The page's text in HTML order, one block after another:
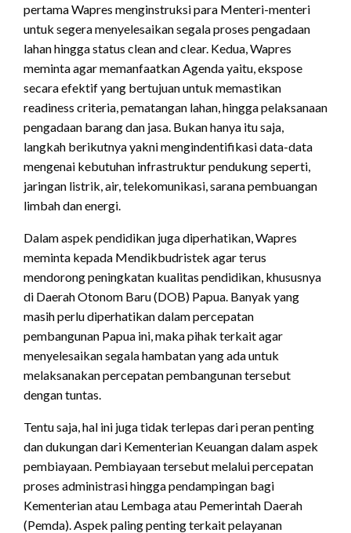
pertama Wapres menginstruksi para Menteri-menteri
untuk segera menyelesaikan segala proses pengadaan
lahan hingga status clean and clear. Kedua, Wapres
meminta agar memanfaatkan Agenda yaitu, ekspose
secara efektif yang bertujuan untuk memastikan
readiness criteria, pematangan lahan, hingga pelaksanaan
pengadaan barang dan jasa. Bukan hanya itu saja,
langkah berikutnya yakni mengindentifikasi data-data
mengenai kebutuhan infrastruktur pendukung seperti,
jaringan listrik, air, telekomunikasi, sarana pembuangan
limbah dan energi.
Dalam aspek pendidikan juga diperhatikan, Wapres
meminta kepada Mendikbudristek agar terus
mendorong peningkatan kualitas pendidikan, khususnya
di Daerah Otonom Baru (DOB) Papua. Banyak yang
masih perlu diperhatikan dalam percepatan
pembangunan Papua ini, maka pihak terkait agar
menyelesaikan segala hambatan yang ada untuk
melaksanakan percepatan pembangunan tersebut
dengan tuntas.
Tentu saja, hal ini juga tidak terlepas dari peran penting
dan dukungan dari Kementerian Keuangan dalam aspek
pembiayaan. Pembiayaan tersebut melalui percepatan
proses administrasi hingga pendampingan bagi
Kementerian atau Lembaga atau Pemerintah Daerah
(Pemda). Aspek paling penting terkait pelayanan